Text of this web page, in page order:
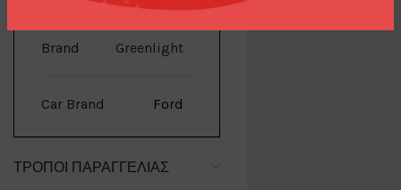
Brand Greenlight
Car Brand Ford
ΤΡΌΠΟΙ ΠΑΡΑΓΓΕΛΊΑΣ